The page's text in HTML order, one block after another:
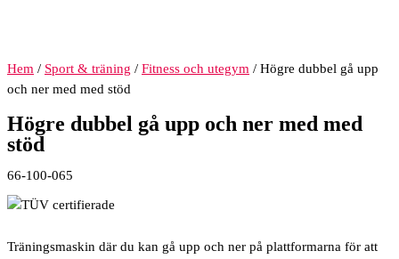
Hem / Sport & träning / Fitness och utegym / Högre dubbel gå upp
och ner med med stöd
Högre dubbel gå upp och ner med med
stöd
66-100-065
Träningsmaskin där du kan gå upp och ner på plattformarna för att